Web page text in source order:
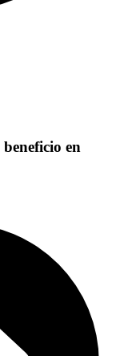
beneficio en